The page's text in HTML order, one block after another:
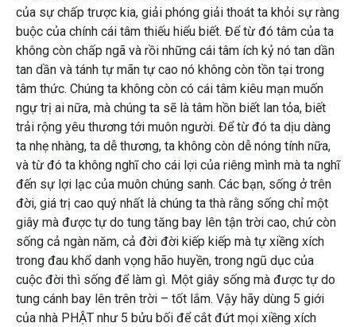
của sự chấp trược kia, giải phóng giải thoát ta khỏi sự ràng
buộc của chính cái tâm thiếu hiểu biết. Để từ đó tâm của ta
không còn chấp ngã và rồi những cái tâm ích kỷ nó tan dần
tan dần và tánh tự mãn tự cao nó không còn tồn tại trong
tâm thức. Chúng ta không còn có cái tâm kiêu mạn muốn
ngự trị ai nữa, mà chúng ta sẽ là tâm hồn biết lan tỏa, biết
trải rộng yêu thương tới muôn người. Để từ đó ta dịu dàng
ta nhẹ nhàng, ta dễ thương, ta không còn dễ nóng tính nữa,
và từ đó ta không nghĩ cho cái lợi của riêng mình mà ta nghĩ
đến sự lợi lạc của muôn chúng sanh. Các bạn, sống ở trên
đời, giá trị cao quý nhất là chúng ta thà rằng sống chỉ một
giây mà được tự do tung tăng bay lên tận trời cao, chứ còn
sống cả ngàn năm, cả đời đời kiếp kiếp mà tự xiềng xích
trong đau khổ danh vọng hão huyền, trong ngũ dục của
cuộc đời thì sống để làm gì. Một giây sống mà được tự do
tung cánh bay lên trên trời – tốt lắm. Vậy hãy dùng 5 giới
của nhà PHẬT như 5 bửu bối để cắt đứt mọi xiềng xích